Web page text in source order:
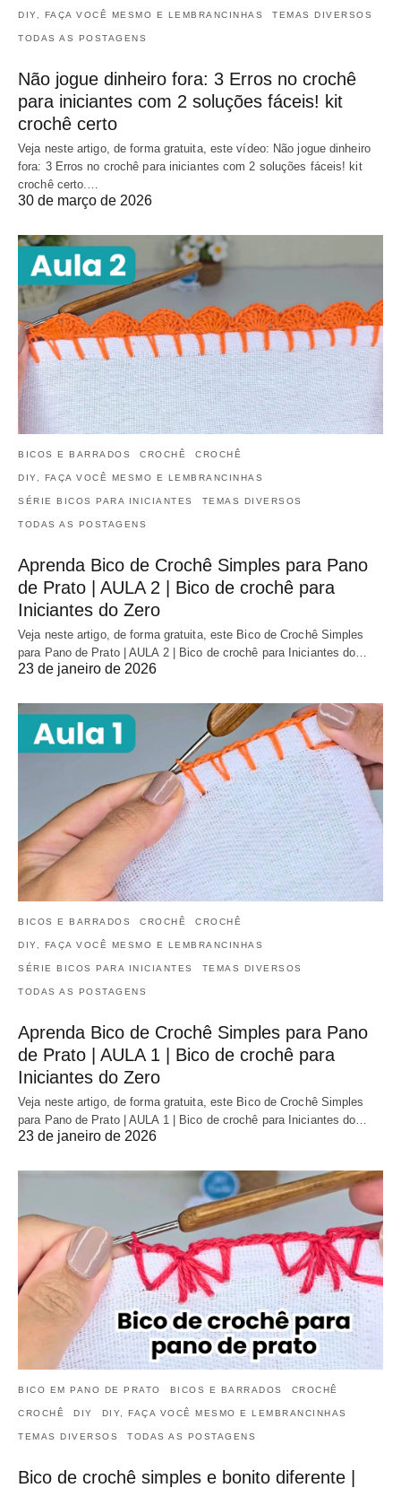
DIY, FAÇA VOCÊ MESMO E LEMBRANCINHAS TEMAS DIVERSOS
TODAS AS POSTAGENS
Não jogue dinheiro fora: 3 Erros no crochê
para iniciantes com 2 soluções fáceis! kit
crochê certo
Veja neste artigo, de forma gratuita, este vídeo: Não jogue dinheiro
fora: 3 Erros no crochê para iniciantes com 2 soluções fáceis! kit
crochê certo.…
30 de março de 2026
BICOS E BARRADOS CROCHÊ CROCHÊ
DIY, FAÇA VOCÊ MESMO E LEMBRANCINHAS
SÉRIE BICOS PARA INICIANTES TEMAS DIVERSOS
TODAS AS POSTAGENS
Aprenda Bico de Crochê Simples para Pano
de Prato | AULA 2 | Bico de crochê para
Iniciantes do Zero
Veja neste artigo, de forma gratuita, este Bico de Crochê Simples
para Pano de Prato | AULA 2 | Bico de crochê para Iniciantes do…
23 de janeiro de 2026
BICOS E BARRADOS CROCHÊ CROCHÊ
DIY, FAÇA VOCÊ MESMO E LEMBRANCINHAS
SÉRIE BICOS PARA INICIANTES TEMAS DIVERSOS
TODAS AS POSTAGENS
Aprenda Bico de Crochê Simples para Pano
de Prato | AULA 1 | Bico de crochê para
Iniciantes do Zero
Veja neste artigo, de forma gratuita, este Bico de Crochê Simples
para Pano de Prato | AULA 1 | Bico de crochê para Iniciantes do…
23 de janeiro de 2026
BICO EM PANO DE PRATO BICOS E BARRADOS CROCHÊ
CROCHÊ DIY DIY, FAÇA VOCÊ MESMO E LEMBRANCINHAS
TEMAS DIVERSOS TODAS AS POSTAGENS
Bico de crochê simples e bonito diferente |